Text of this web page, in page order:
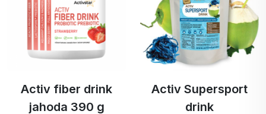
Activ fiber drink
jahoda 390 g
Activ Supersport
drink